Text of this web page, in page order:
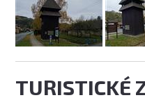
TURISTICKÉ